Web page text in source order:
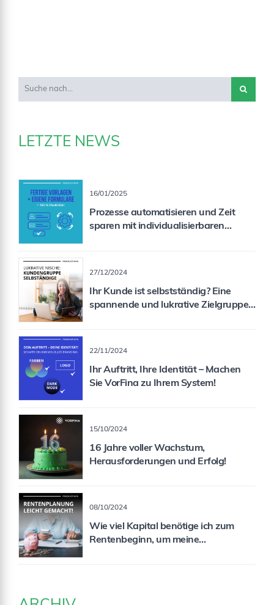
LETZTE NEWS
16/01/2025
Prozesse automatisieren und Zeit
sparen mit individualisierbaren
27/12/2024
Ihr Kunde ist selbstständig? Eine
spannende und lukrative Zielgruppe
22/11/2024
Ihr Auftritt, Ihre Identität – Machen
Sie VorFina zu Ihrem System!
15/10/2024
16 Jahre voller Wachstum,
Herausforderungen und Erfolg!
08/10/2024
Wie viel Kapital benötige ich zum
Rentenbeginn, um meine